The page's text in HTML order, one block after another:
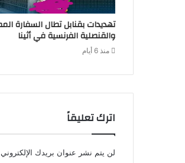
تهديدات بقنابل تطال السفارة
والقنصلية الفرنسية في أثينا
منذ 6 أيام
اترك تعليقاً
لن يتم نشر عنوان بريدك